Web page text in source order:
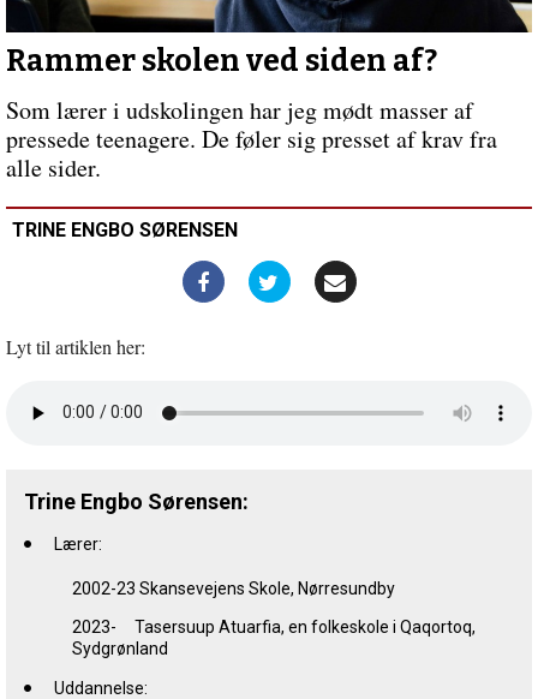
indlæg:
Hvorfor
skal
de
sove
hele
tiden?
Rammer skolen ved siden af?
Som lærer i udskolingen har jeg mødt masser af
pressede teenagere. De føler sig presset af krav fra
alle sider.
TRINE ENGBO SØRENSEN
Lyt til artiklen her:
vindue
Trine Engbo Sørensen:
Lærer:
2002-23 Skansevejens Skole, Nørresundby
2023- Tasersuup Atuarfia, en folkeskole i Qaqortoq,
Sydgrønland
Uddannelse: